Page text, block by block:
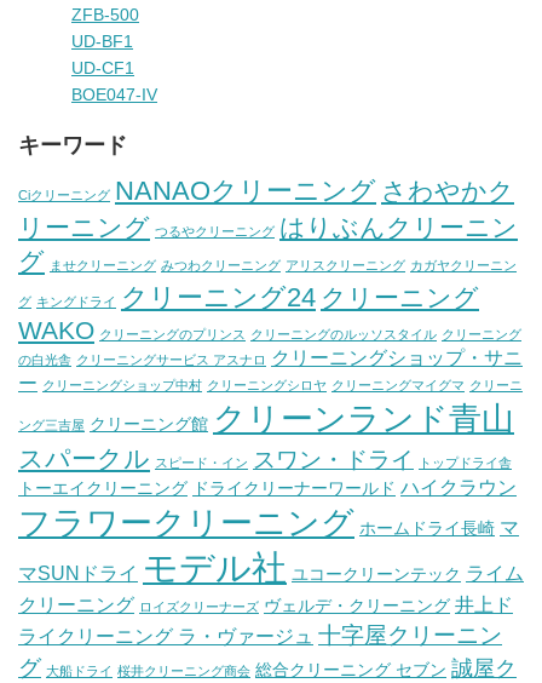
ZFB-500
UD-BF1
UD-CF1
BOE047-IV
キーワード
Ciクリーニング NANAOクリーニング さわやかク
リーニング つるやクリーニング はりぶんクリーニン
グ ませクリーニング みつわクリーニング アリスクリーニング カガヤクリーニン
グ キングドライ クリーニング24 クリーニング
WAKO クリーニングのプリンス クリーニングのルッソスタイル クリーニング
の白光舎 クリーニングサービス アスナロ
クリーニングショップ・サニ
ー クリーニングショップ中村 クリーニングシロヤ クリーニングマイグマ クリーニ
ング三吉屋 クリーニング館 クリーンランド青山
スパークル スピード・イン スワン・ドライ トップドライ舎
トーエイクリーニング ドライクリーナーワールド ハイクラウン
フラワークリーニング ホームドライ長崎 マ
マSUNドライ モデル社 ユコークリーンテック ライム
クリーニング ロイズクリーナーズ ヴェルデ・クリーニング 井上ド
ライクリーニング ラ・ヴァージュ 十字屋クリーニン
グ 大船ドライ 桜井クリーニング商会 総合クリーニング セブン 誠屋ク